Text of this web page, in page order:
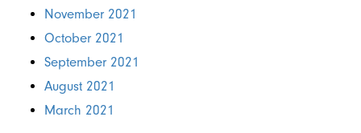
November 2021
October 2021
September 2021
August 2021
March 2021